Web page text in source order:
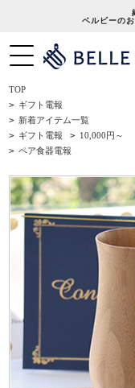
ベルビーの
TOP
> ギフト電報
> 新着アイテム一覧
> ギフト電報 > 10,000円～
> ペア食器電報